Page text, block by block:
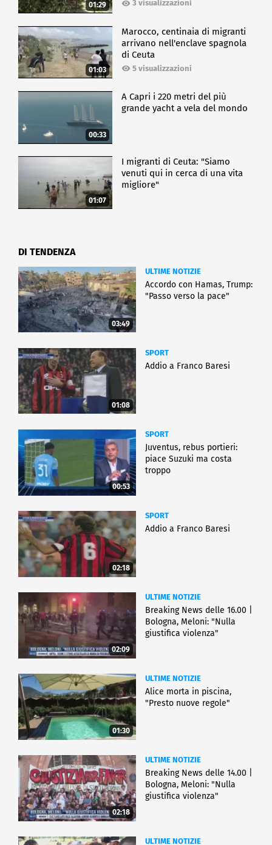
01:29 3 visualizzazioni
01:03
Marocco, centinaia di migranti
arrivano nell'enclave spagnola
di Ceuta
5 visualizzazioni
00:33
A Capri i 220 metri del più
grande yacht a vela del mondo
01:07
I migranti di Ceuta: "Siamo
venuti qui in cerca di una vita
migliore"
DI TENDENZA
03:49
ULTIME NOTIZIE
Accordo con Hamas, Trump:
"Passo verso la pace"
01:08
SPORT
Addio a Franco Baresi
00:53
SPORT
Juventus, rebus portieri:
piace Suzuki ma costa
troppo
02:18
SPORT
Addio a Franco Baresi
02:09
ULTIME NOTIZIE
Breaking News delle 16.00 |
Bologna, Meloni: "Nulla
giustifica violenza"
01:30
ULTIME NOTIZIE
Alice morta in piscina,
"Presto nuove regole"
02:18
ULTIME NOTIZIE
Breaking News delle 14.00 |
Bologna, Meloni: "Nulla
giustifica violenza"
ULTIME NOTIZIE